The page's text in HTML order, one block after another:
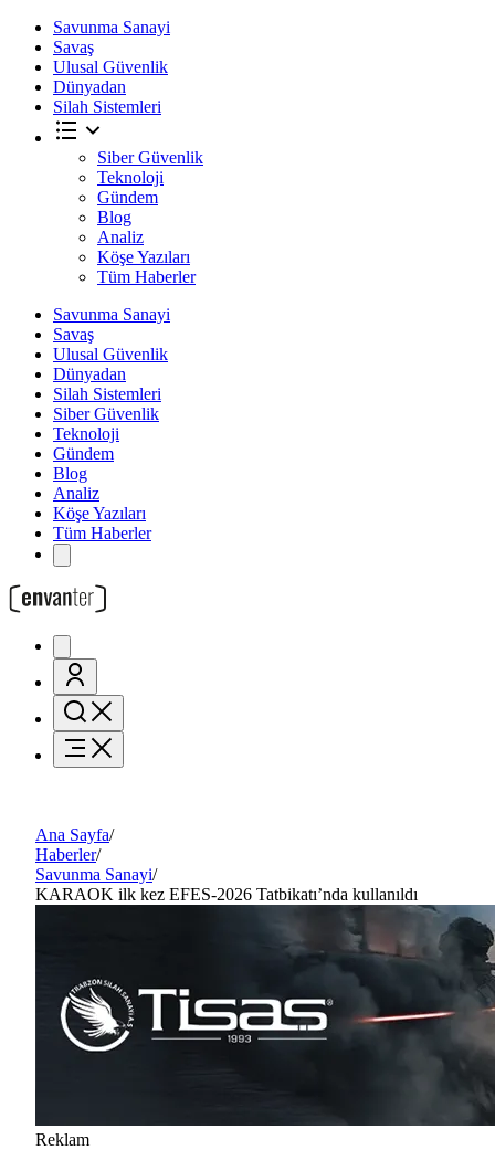
Savunma Sanayi
Savaş
Ulusal Güvenlik
Dünyadan
Silah Sistemleri
Siber Güvenlik
Teknoloji
Gündem
Blog
Analiz
Köşe Yazıları
Tüm Haberler
Savunma Sanayi
Savaş
Ulusal Güvenlik
Dünyadan
Silah Sistemleri
Siber Güvenlik
Teknoloji
Gündem
Blog
Analiz
Köşe Yazıları
Tüm Haberler
Ana Sayfa/
Haberler/
Savunma Sanayi/
KARAOK ilk kez EFES-2026 Tatbikatı’nda kullanıldı
Reklam